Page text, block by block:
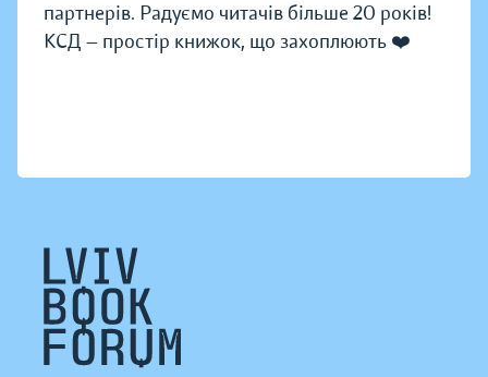
партнерів. Радуємо читачів більше 20 років!
КСД — простір книжок, що захоплюють ❤️